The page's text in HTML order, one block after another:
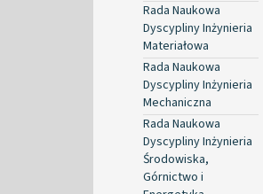
Rada Naukowa
Dyscypliny Inżynieria
Materiałowa
Rada Naukowa
Dyscypliny Inżynieria
Mechaniczna
Rada Naukowa
Dyscypliny Inżynieria
Środowiska,
Górnictwo i